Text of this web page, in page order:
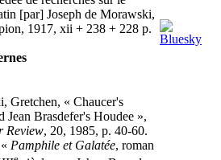
[par] Joseph de Morawski,
1917, xii + 238 + 228 p.
Gretchen, « Chaucer's
Jean Brasdefer's Houdee »,
Review, 20, 1985, p. 40-60.
Pamphile et Galatée, roman